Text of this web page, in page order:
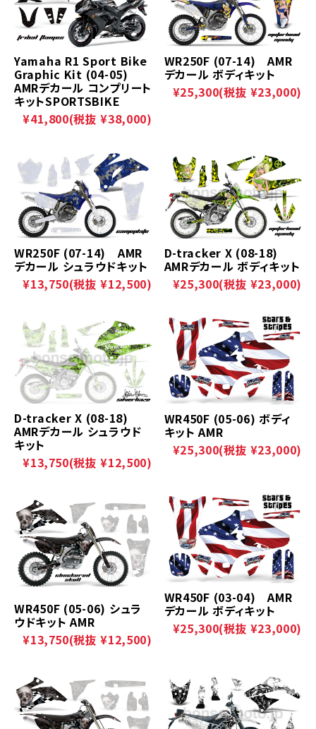
Yamaha R1 Sport Bike
Graphic Kit (04-05)
AMRデカール コンプリート
キットSPORTSBIKE
¥41,800(税抜 ¥38,000)
WR250F (07-14) AMR
デカール ボディキット
¥25,300(税抜 ¥23,000)
WR250F (07-14) AMR
デカール シュラウドキット
¥13,750(税抜 ¥12,500)
D-tracker X (08-18)
AMRデカール ボディキット
¥25,300(税抜 ¥23,000)
D-tracker X (08-18)
AMRデカール シュラウド
キット
¥13,750(税抜 ¥12,500)
WR450F (05-06) ボディ
キット AMR
¥25,300(税抜 ¥23,000)
WR450F (05-06) シュラ
ウドキット AMR
¥13,750(税抜 ¥12,500)
WR450F (03-04) AMR
デカール ボディキット
¥25,300(税抜 ¥23,000)